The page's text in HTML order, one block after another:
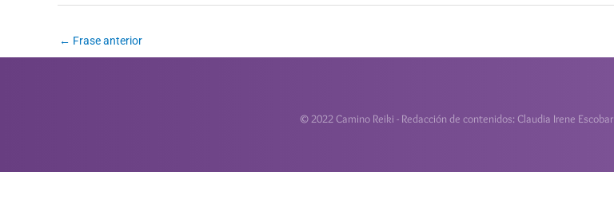
← Frase anterior
© 2022 Camino Reiki - Redacción de contenidos: Claudia Irene Escobar